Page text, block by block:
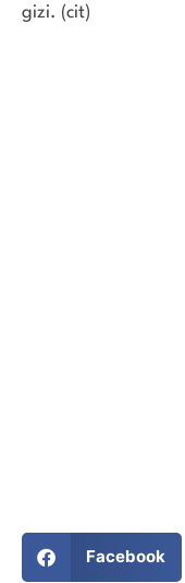
gizi. (cit)
Facebook